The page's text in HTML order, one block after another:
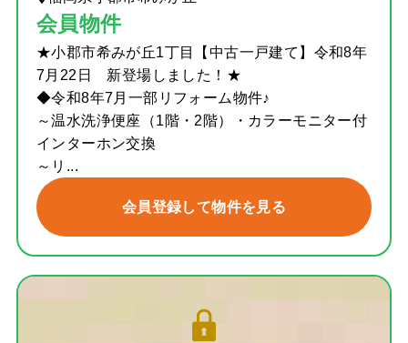
会員物件
★小郡市希みが丘1丁目【中古一戸建て】令和8年
7月22日 新登場しました！★
◆令和8年7月一部リフォーム物件♪
～温水洗浄便座（1階・2階）・カラーモニター付
インターホン交換
～リ...
会員登録して物件を見る